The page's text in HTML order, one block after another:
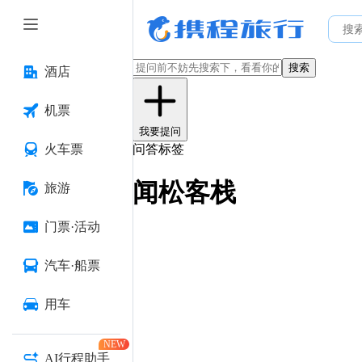
酒店
机票
火车票
旅游
门票·活动
汽车·船票
用车
AI行程助手
NEW
搜索
我要提问
问答标签
闻松客栈